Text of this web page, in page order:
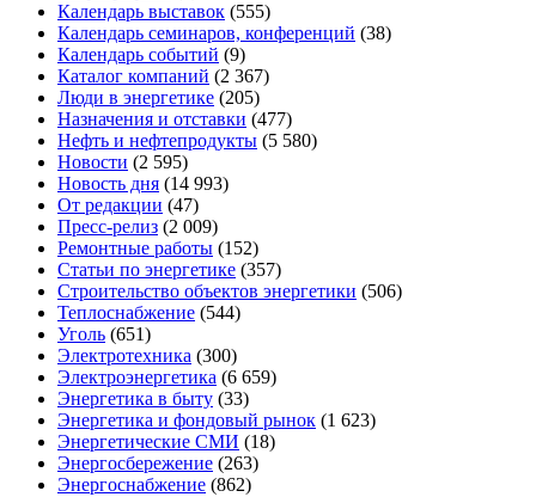
Календарь выставок (555)
Календарь семинаров, конференций (38)
Календарь событий (9)
Каталог компаний (2 367)
Люди в энергетике (205)
Назначения и отставки (477)
Нефть и нефтепродукты (5 580)
Новости (2 595)
Новость дня (14 993)
От редакции (47)
Пресс-релиз (2 009)
Ремонтные работы (152)
Статьи по энергетике (357)
Строительство объектов энергетики (506)
Теплоснабжение (544)
Уголь (651)
Электротехника (300)
Электроэнергетика (6 659)
Энергетика в быту (33)
Энергетика и фондовый рынок (1 623)
Энергетические СМИ (18)
Энергосбережение (263)
Энергоснабжение (862)